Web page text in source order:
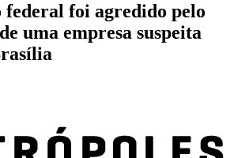
federal foi agredido pelo
uma empresa suspeita